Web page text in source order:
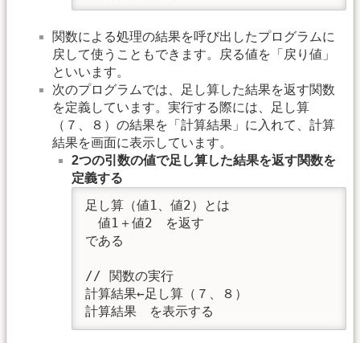
関数による処理の結果を呼び出したプログラムに
戻して使うこともできます。戻る値を「戻り値」
といいます。
次のプログラムでは、足し算した結果を返す関数
を定義しています。実行する際には、足し算
（７、８）の結果を「計算結果」に入れて、計算
結果を画面に表示しています。
2つの引数の値で足し算した結果を返す関数を
定義する
足し算（値1、値2）とは
値1＋値2　を返す
である
// 関数の実行
計算結果←足し算（７、８）
計算結果　を表示する